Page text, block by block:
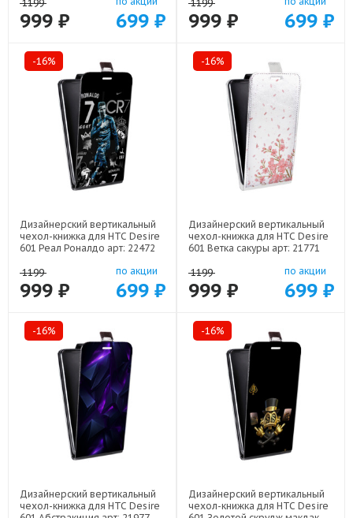
1199
999 ₽ 699 ₽
1199
999 ₽ 699 ₽
-16%
Дизайнерский вертикальный
чехол-книжка для HTC Desire
601 Реал Роналдо арт: 22472
1199
999 ₽
по акции
699 ₽
-16%
Дизайнерский вертикальный
чехол-книжка для HTC Desire
601 Ветка сакуры арт: 21771
1199
999 ₽
по акции
699 ₽
-16%
Дизайнерский вертикальный
чехол-книжка для HTC Desire
-16%
Дизайнерский вертикальный
чехол-книжка для HTC Desire